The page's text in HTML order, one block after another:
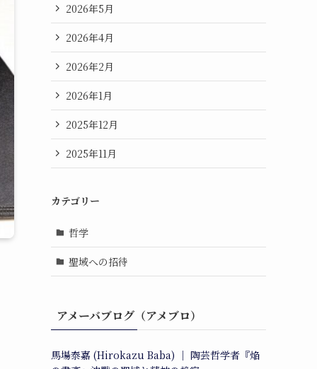
2026年5月
2026年4月
2026年2月
2026年1月
2025年12月
2025年11月
カテゴリー
哲学
聖域への招待
アメーバブログ（アメブロ）
馬場泰嘉 (Hirokazu Baba) ｜ 陶芸哲学者『焔